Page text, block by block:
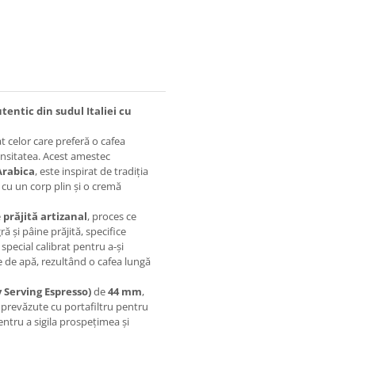
din sudul Italiei cu
care preferă o cafea
Acest amestec
, este inspirat de tradiția
un corp plin și o cremă
prăjită artizanal, proces ce
și pâine prăjită, specifice
calibrat pentru a-și
apă, rezultând o cafea lungă
Serving Espresso)de44 mm,
cu portafiltru pentru
a sigila prospețimea și